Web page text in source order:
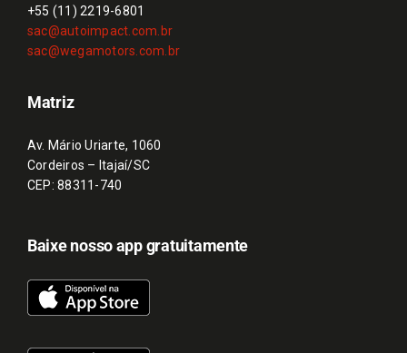
+55 (11) 2219-6801
sac@autoimpact.com.br
sac@wegamotors.com.br
Matriz
Av. Mário Uriarte, 1060
Cordeiros – Itajaí/SC
CEP: 88311-740
Baixe nosso app gratuitamente